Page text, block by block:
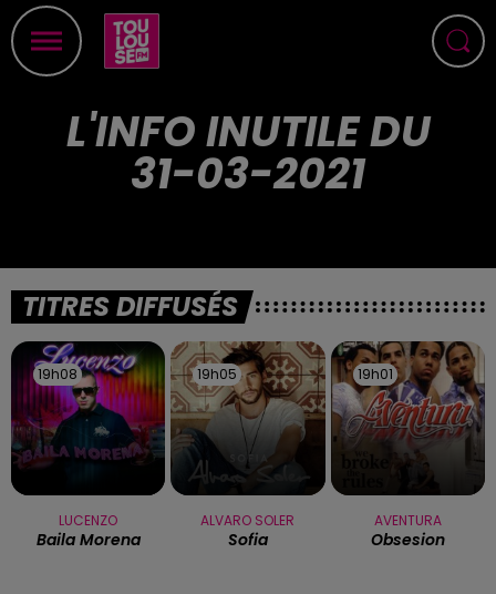
L'INFO INUTILE DU
31-03-2021
TITRES DIFFUSÉS
19h08
19h08
LUCENZO
Baila Morena
19h05
19h05
ALVARO SOLER
Sofia
19h01
19h01
AVENTURA
Obsesion